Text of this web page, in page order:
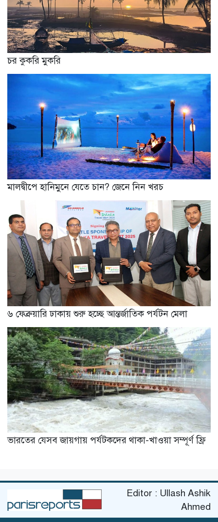
চর কুকরি মুকরি
মালদ্বীপে হানিমুনে যেতে চান? জেনে নিন খরচ
৬ ফেব্রুয়ারি ঢাকায় শুরু হচ্ছে আন্তর্জাতিক পর্যটন মেলা
ভারতের যেসব জায়গায় পর্যটকদের থাকা-খাওয়া সম্পূর্ণ ফ্রি
Editor : Ullash Ashik
Ahmed